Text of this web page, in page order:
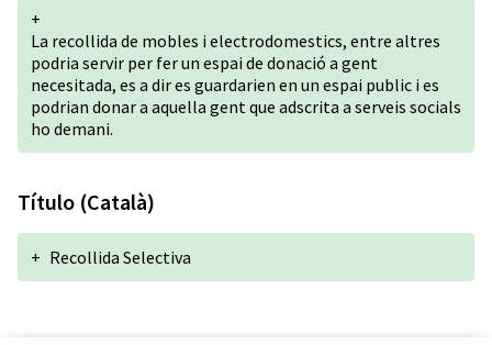
+
La recollida de mobles i electrodomestics, entre altres
podria servir per fer un espai de donació a gent
necesitada, es a dir es guardarien en un espai public i es
podrian donar a aquella gent que adscrita a serveis socials
ho demani.
Título (Català)
+ Recollida Selectiva